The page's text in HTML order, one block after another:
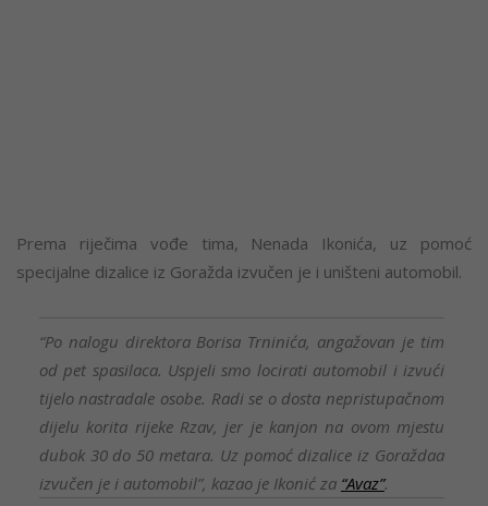
Prema riječima vođe tima, Nenada Ikonića, uz pomoć
specijalne dizalice iz Goražda izvučen je i uništeni automobil.
“Po nalogu direktora Borisa Trninića, angažovan je tim
od pet spasilaca. Uspjeli smo locirati automobil i izvući
tijelo nastradale osobe. Radi se o dosta nepristupačnom
dijelu korita rijeke Rzav, jer je kanjon na ovom mjestu
dubok 30 do 50 metara. Uz pomoć dizalice iz Goraždaa
izvučen je i automobil”, kazao je Ikonić za “Avaz”.